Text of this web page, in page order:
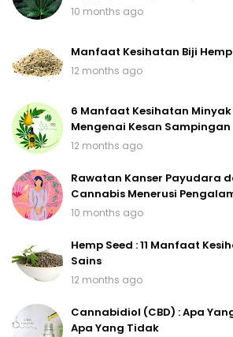
10 months ago
Manfaat Kesihatan Biji
12 months ago
6 Manfaat Kesihatan Minyak
Mengenai Kesan Sampingan
12 months ago
Rawatan Kanser Payudara
Cannabis Menerusi
10 months ago
Hemp Seed : 11 Manfaat
Sains
12 months ago
Cannabidiol (CBD) : Apa
Apa Yang Tidak